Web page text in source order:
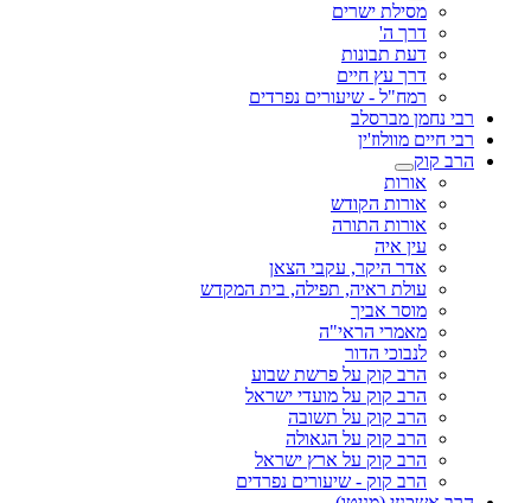
מסילת ישרים
דרך ה'
דעת תבונות
דרך עץ חיים
רמח"ל - שיעורים נפרדים
רבי נחמן מברסלב
רבי חיים מוולוז'ין
הרב קוק
אורות
אורות הקודש
אורות התורה
עין איה
אדר היקר, עקבי הצאן
עולת ראיה, תפילה, בית המקדש
מוסר אביך
מאמרי הראי"ה
לנבוכי הדור
הרב קוק על פרשת שבוע
הרב קוק על מועדי ישראל
הרב קוק על תשובה
הרב קוק על הגאולה
הרב קוק על ארץ ישראל
הרב קוק - שיעורים נפרדים